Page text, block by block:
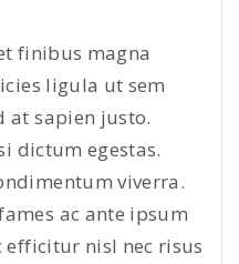
finibus magna
ligula ut sem
at sapien justo.
dictum egestas.
viverra.
ac ante ipsum
nisl nec risus